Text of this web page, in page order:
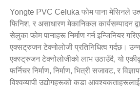
Yongte PVC ​​Celuka फोम पाना मेसिनले
फिनिश, र असाधारण मेकानिकल कार्यसम्पादन
सेलुका फोम पानाहरू निर्माण गर्न इन्जिनियर
एक्सट्रुजन टेक्नोलोजी प्रतिनिधित्व गर्दछ।
एक्स्ट्रुजन टेक्नोलोजीको लाभ उठाउँदै, यो
फर्निचर निर्माण, निर्माण, भित्री सजावट, र
विश्वव्यापी उद्योगहरूको कडा